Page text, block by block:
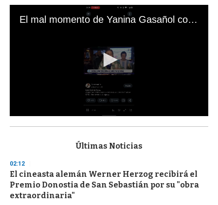
El mal momento de Yanina Gasañol con un hincha argentino en "Subrayado"
s
d
s
o
f
3
Últimas Noticias
02:12
El cineasta alemán Werner Herzog recibirá el
Premio Donostia de San Sebastián por su "obra
extraordinaria"